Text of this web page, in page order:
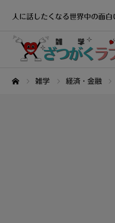
人に話したくなる世界中の面
雑学 経済・金融